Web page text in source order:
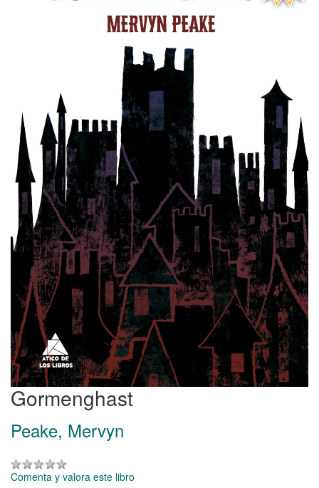
Gormenghast
Peake, Mervyn
Comenta y valora este libro